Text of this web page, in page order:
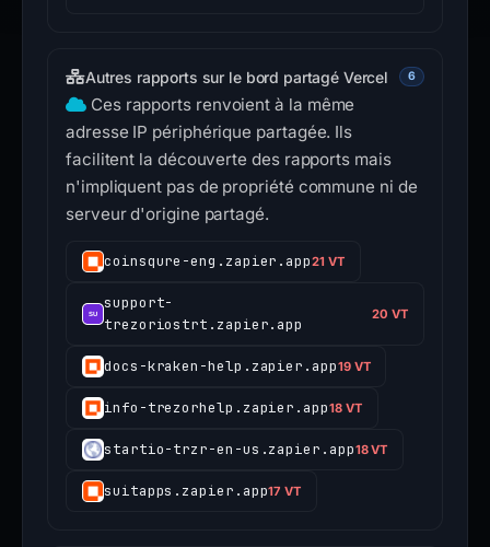
Autres rapports sur le bord partagé Vercel 6
Ces rapports renvoient à la même
adresse IP périphérique partagée. Ils
facilitent la découverte des rapports mais
n'impliquent pas de propriété commune ni de
serveur d'origine partagé.
coinsqure-eng.zapier.app21 VT
support-
trezoriostrt.zapier.app
20 VT
docs-kraken-help.zapier.app19 VT
info-trezorhelp.zapier.app18 VT
startio-trzr-en-us.zapier.app18 VT
suitapps.zapier.app17 VT